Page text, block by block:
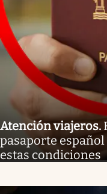
Atención viajeros.
pasaporte
estas condiciones